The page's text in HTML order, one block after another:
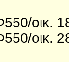
οικ.
οικ.